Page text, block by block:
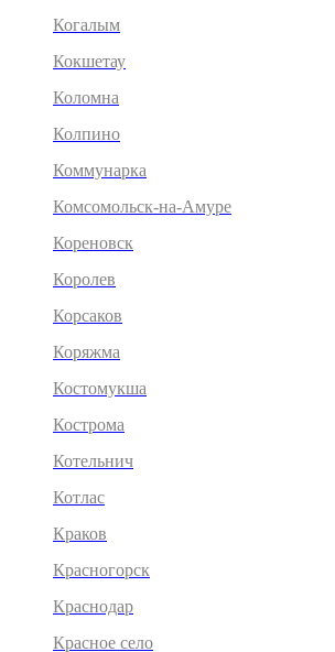
Когалым
Кокшетау
Коломна
Колпино
Коммунарка
Комсомольск-на-Амуре
Кореновск
Королев
Корсаков
Коряжма
Костомукша
Кострома
Котельнич
Котлас
Краков
Красногорск
Краснодар
Красное село